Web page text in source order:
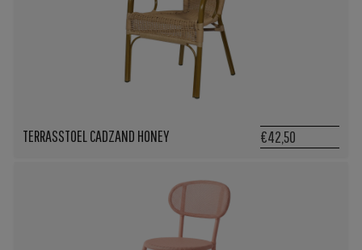
TERRASSTOEL CADZAND HONEY €42,50